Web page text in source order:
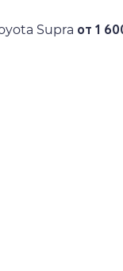
Supra от 1